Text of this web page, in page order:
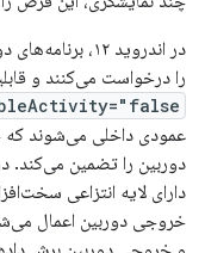
در اندروید
را درخواست می‌کنند و
عمودی داخلی می‌شوند
دوربین را تضمین می‌کند.
دارای لایه انتزاعی
خروجی دوربین اعمال